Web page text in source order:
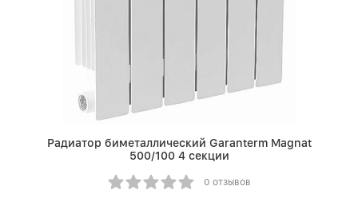
Радиатор биметаллический Garanterm Magnat
500/100 4 секции
0 отзывов